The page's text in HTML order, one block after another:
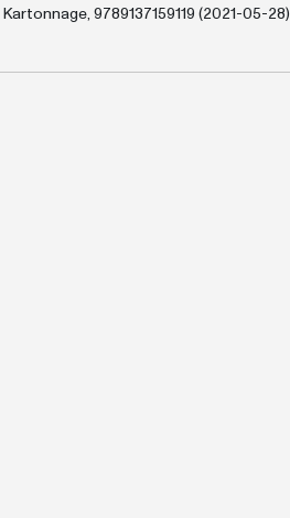
Kartonnage, 9789137159119 (2021-05-28)